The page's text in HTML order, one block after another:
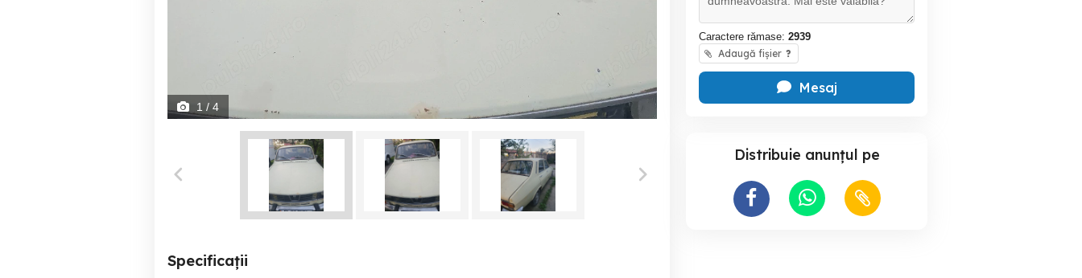
1 / 4
Specificații
Caractere rămase: 2939
Adaugă fișier ?
Mesaj
Distribuie anunțul pe